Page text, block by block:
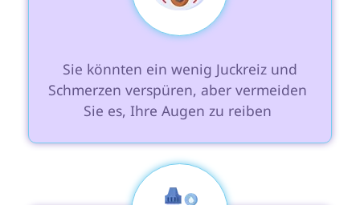
Schmerzen verspüren, aber vermeiden
Sie es, Ihre Augen zu reiben